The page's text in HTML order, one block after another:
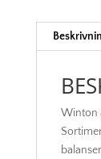
mängd
Winton